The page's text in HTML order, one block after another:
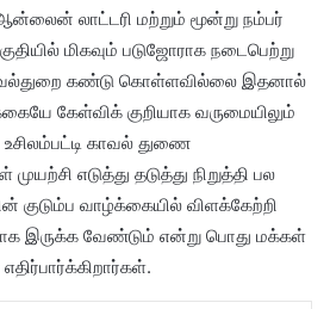
லாட்டரி மற்றும் மூன்று நம்பர்
மிகவும் படுஜோராக நடைபெற்று
கண்டு கொள்ளவில்லை இதனால்
கேள்விக் குறியாக வருமையிலும்
காவல் துணை
எடுத்து தடுத்து நிறுத்தி பல
குடும்ப வாழ்க்கையில் விளக்கேற்றி
இருக்க வேண்டும் என்று பொது மக்கள்